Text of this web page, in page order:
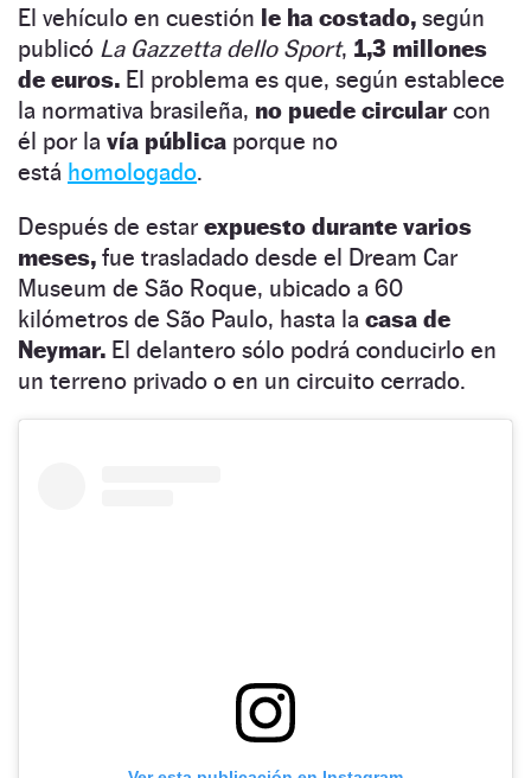
El vehículo en cuestión le ha costado, según
publicó La Gazzetta dello Sport, 1,3 millones
de euros. El problema es que, según establece
la normativa brasileña, no puede circularcon
él por la vía pública porque no
está homologado.
Después de estar expuesto durante varios
meses, fue trasladado desde el Dream Car
Museum de São Roque, ubicado a 60
kilómetros de São Paulo, hasta la casa de
Neymar. El delantero sólo podrá conducirlo en
un terreno privado o en un circuito cerrado.